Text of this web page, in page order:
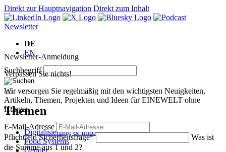
Direkt zur Hauptnavigation Direkt zum Inhalt
Newsletter
DE
EN
Suchbegriff
Themen
Digitalisierung & Innovation
Food Systems
Gender
Newsletter-Anmeldung
Verpassen Sie nichts!
Wir versorgen Sie regelmäßig mit den wichtigsten Neuigkeiten,
Artikeln, Themen, Projekten und Ideen für EINEWELT ohne
Hunger.
E-Mail-Adresse
PflichtfeldSicherheitsfrage*
Was ist
die Summe aus 1 und 2?